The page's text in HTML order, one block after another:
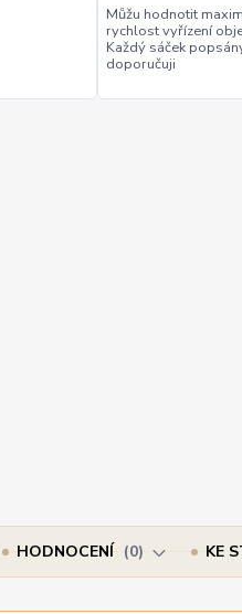
Můžu hodnotit
rychlost vyřízení
Každý sáček
doporučuji
HODNOCENÍ 0 KE